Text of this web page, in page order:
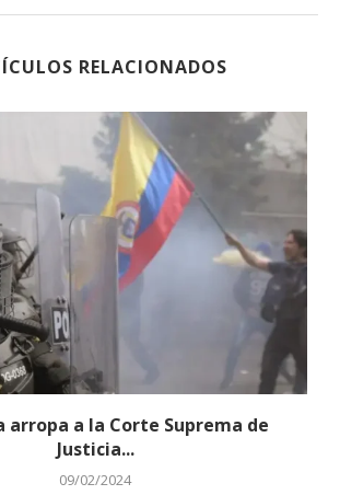
RELACIONADOS
arropa a la Corte Suprema de
Justicia...
09/02/2024